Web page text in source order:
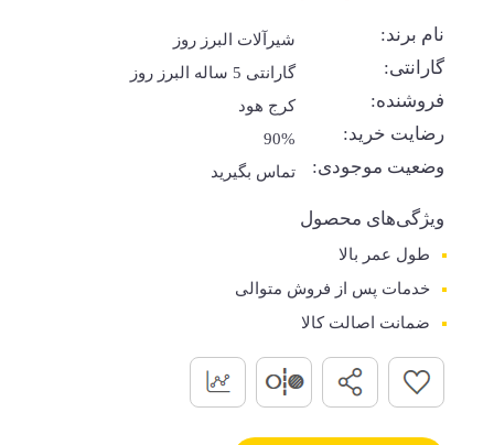
نام برند: شیرآلات البرز روز
گارانتی: گارانتی 5 ساله البرز روز
فروشنده: کرج هود
رضایت خرید: 90%
وضعیت موجودی: تماس بگیرید
ویژگی‌های محصول
طول عمر بالا
خدمات پس از فروش متوالی
ضمانت اصالت کالا